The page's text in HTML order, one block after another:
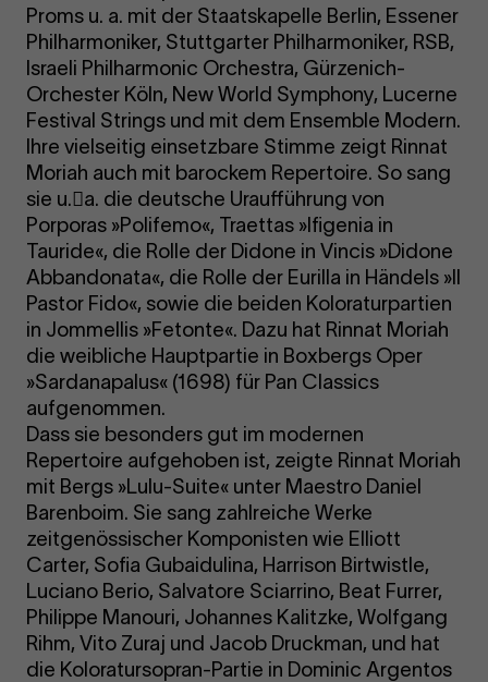
Proms u. a. mit der Staatskapelle Berlin, Essener
Philharmoniker, Stuttgarter Philharmoniker, RSB,
Israeli Philharmonic Orchestra, Gürzenich-
Orchester Köln, New World Symphony, Lucerne
Festival Strings und mit dem Ensemble Modern.
Ihre vielseitig einsetzbare Stimme zeigt Rinnat
Moriah auch mit barockem Repertoire. So sang
sie u.a. die deutsche Uraufführung von
Porporas »Polifemo«, Traettas »Ifigenia in
Tauride«, die Rolle der Didone in Vincis »Didone
Abbandonata«, die Rolle der Eurilla in Händels »Il
Pastor Fido«, sowie die beiden Koloraturpartien
in Jommellis »Fetonte«. Dazu hat Rinnat Moriah
die weibliche Hauptpartie in Boxbergs Oper
»Sardanapalus« (1698) für Pan Classics
aufgenommen.
Dass sie besonders gut im modernen
Repertoire aufgehoben ist, zeigte Rinnat Moriah
mit Bergs »Lulu-Suite« unter Maestro Daniel
Barenboim. Sie sang zahlreiche Werke
zeitgenössischer Komponisten wie Elliott
Carter, Sofia Gubaidulina, Harrison Birtwistle,
Luciano Berio, Salvatore Sciarrino, Beat Furrer,
Philippe Manouri, Johannes Kalitzke, Wolfgang
Rihm, Vito Zuraj und Jacob Druckman, und hat
die Koloratursopran-Partie in Dominic Argentos